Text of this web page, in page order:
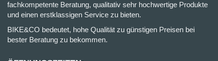
fachkompetente Beratung, qualitativ sehr hochwertige Produkte
und einen erstklassigen Service zu bieten.
BIKE&CO bedeutet, hohe Qualität zu günstigen Preisen bei
bester Beratung zu bekommen.